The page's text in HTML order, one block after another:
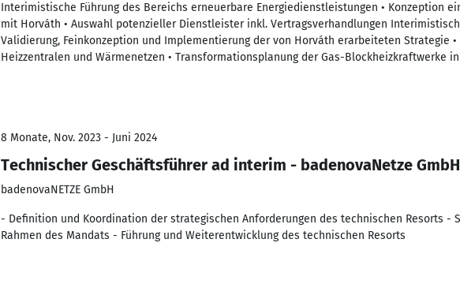
Interimistische Führung des Bereichs erneuerbare Energiedienstleistungen • Konzeption
mit Horváth • Auswahl potenzieller Dienstleister inkl. Vertragsverhandlungen
Validierung, Feinkonzeption und Implementierung der von Horváth erarbeiteten Strategie
Heizzentralen und Wärmenetzen • Transformationsplanung der Gas-Blockheizkraftwerke
8 Monate, Nov. 2023 - Juni 2024
Technischer Geschäftsführer ad interim - badenovaNetze GmbH
badenovaNETZE GmbH
- Definition und Koordination der strategischen Anforderungen des technischen Resorts -
Rahmen des Mandats - Führung und Weiterentwicklung des technischen Resorts